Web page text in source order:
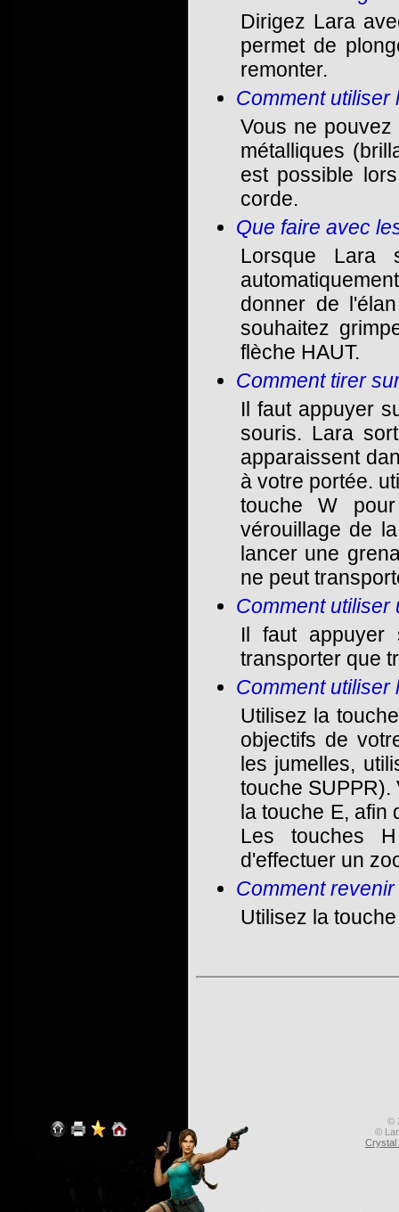
Dirigez Lara
permet de
remonter.
Comment utiliser
Vous ne
métalliques
est possible
corde.
Que faire avec
Lorsque Lara
donner de
souhaitez
flèche HAUT.
Comment tirer
Il faut appuyer
souris. Lara
apparaissent
à votre portée.
touche W
vérouillage de
lancer une
ne peut
Comment utiliser
Il faut
transporter que
Comment utiliser
Utilisez la
objectifs de
les jumelles,
touche SUPPR).
la touche E, afin
Les touches
d'effectuer un
Comment
Utilisez la
©
©
Crystal